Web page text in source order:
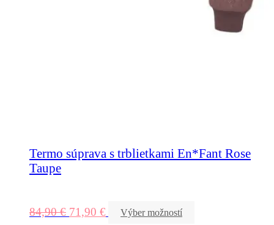
Termo súprava s trblietkami En*Fant Rose
Taupe
84,90€ 71,90 € Výber možností